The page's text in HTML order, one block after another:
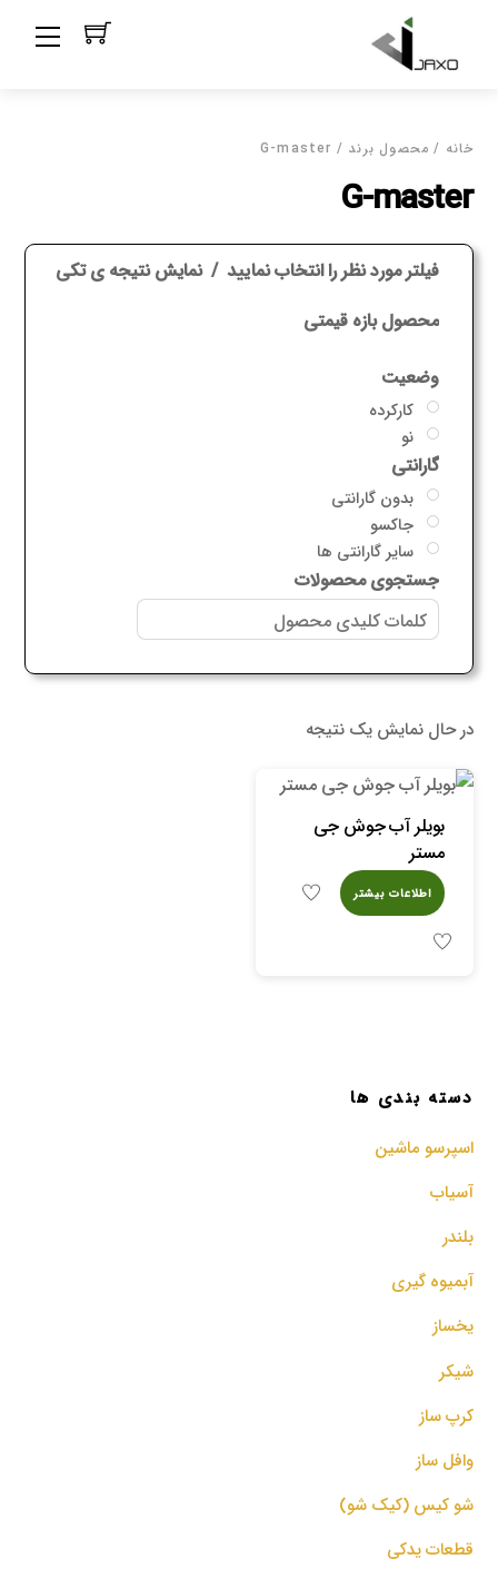
content
خانه / محصول برند / G-master
G-master
فیلتر مورد نظر را انتخاب نمایید نمایش نتیجه ی تکی
محصول بازه قیمتی
وضعیت
کارکرده
نو
گارانتی
بدون گارانتی
جاکسو
سایر گارانتی ها
جستجوی محصولات
در حال نمایش یک نتیجه
بویلر آب جوش جی
مستر
اطلاعات بیشتر
دسته بندی ها
اسپرسو‌ ماشین
آسیاب
بلندر
آبمیوه گیری
یخساز
شیکر
کرپ ساز
وافل ساز
شو کیس (کیک شو)
قطعات یدکی